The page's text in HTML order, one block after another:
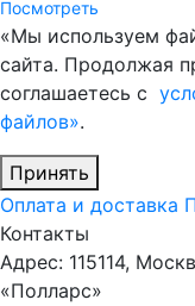
Посмотреть
«Мы используем
сайта. Продолжая
соглашаетесь с
файлов».
Принять
Оплата и доставка
Контакты
Адрес: 115114,
«Полларс»